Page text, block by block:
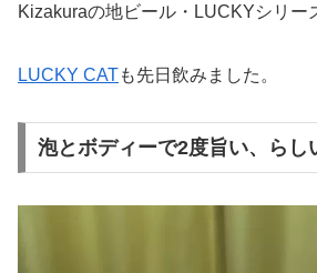
Kizakuraの地ビール・LUCKYシリー
LUCKY CATも先日飲みました。
泡とボディーで2度旨い、らし